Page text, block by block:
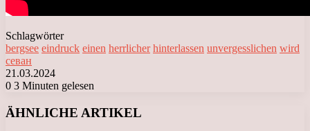
Schlagwörter
bergsee eindruck einen herrlicher hinterlassen unvergesslichen wird
севан
21.03.2024
0 3 Minuten gelesen
ÄHNLICHE ARTIKEL